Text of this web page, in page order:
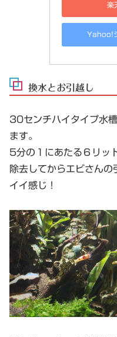
楽
Yahoo!
換水とお引越し
30センチハイタイプ水
ます。
5分の１にあたる６リッ
除去してからエビさんの
イイ感じ！